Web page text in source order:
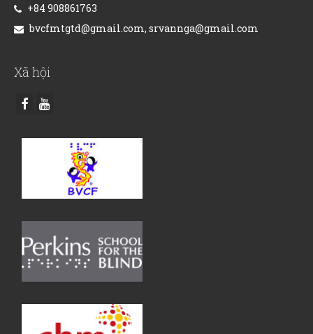
+84 908861763
bvcfmtgtd@gmail.com, srvannga@gmail.com
Xã hội